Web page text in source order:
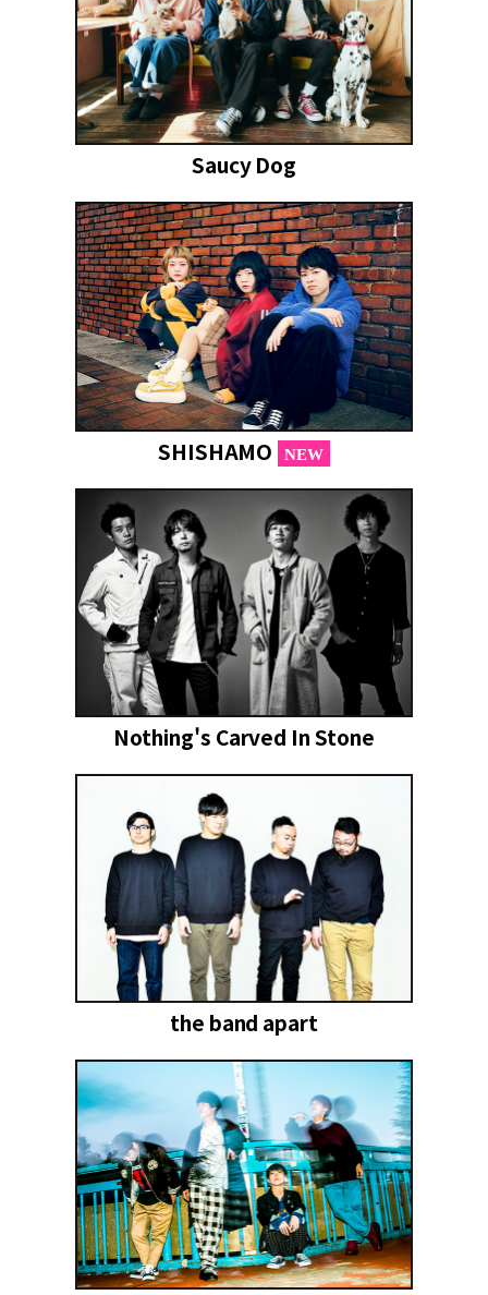
Saucy Dog
SHISHAMO NEW
Nothing's Carved In Stone
the band apart